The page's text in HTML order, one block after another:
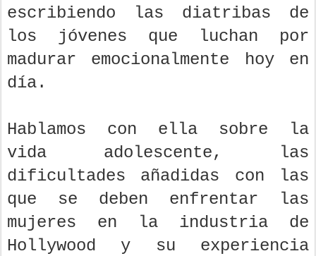
escribiendo las diatribas de
los jóvenes que luchan por
madurar emocionalmente hoy en
día.
Hablamos con ella sobre la
vida adolescente, las
dificultades añadidas con las
que se deben enfrentar las
mujeres en la industria de
Hollywood y su experiencia